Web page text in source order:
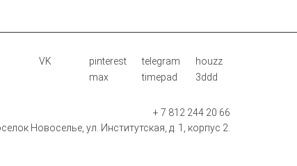
houzz
telegram
pinterest
VK
3ddd
timepad
max
+ 7 812 244 20 66
Новоселье, ул. Институтская, д. 1, корпус 2.